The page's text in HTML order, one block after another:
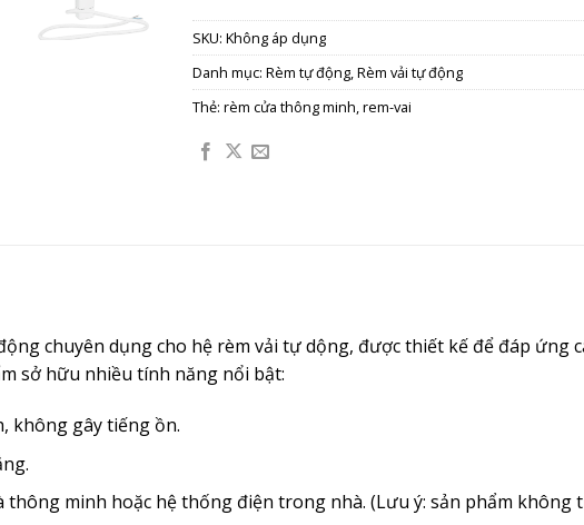
SKU: Không áp dụng
Danh mục: Rèm tự động,Rèm vải tự động
Thẻ: rèm cửa thông minh,rem-vai
chuyên dụng cho hệ rèm vải tự dộng, được thiết kế để đáp ứng
sở hữu nhiều tính năng nổi bật:
không gây tiếng ồn.
minh hoặc hệ thống điện trong nhà. (Lưu ý: sản phẩm không